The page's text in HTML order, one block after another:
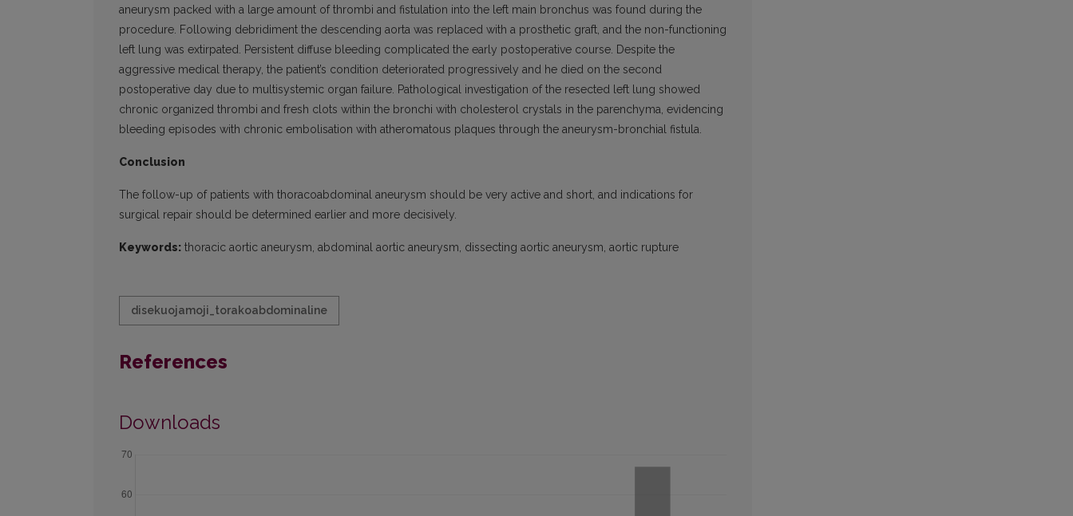
aneurysm packed with a large amount of thrombi and fistulation into the left main bronchus was found during the
procedure. Following debridiment the descending aorta was replaced with a prosthetic graft, and the non-functioning
left lung was extirpated. Persistent diffuse bleeding complicated the early postoperative course. Despite the
aggressive medical therapy, the patient’s condition deteriorated progressively and he died on the second
postoperative day due to multisystemic organ failure. Pathological investigation of the resected left lung showed
chronic organized thrombi and fresh clots within the bronchi with cholesterol crystals in the parenchyma, evidencing
bleeding episodes with chronic embolisation with atheromatous plaques through the aneurysm-bronchial fistula.
Conclusion
The follow-up of patients with thoracoabdominal aneurysm should be very active and short, and indications for
surgical repair should be determined earlier and more decisively.
Keywords: thoracic aortic aneurysm, abdominal aortic aneurysm, dissecting aortic aneurysm, aortic rupture
disekuojamoji_torakoabdominaline
References
Downloads